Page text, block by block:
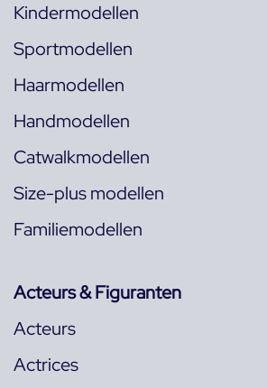
Kindermodellen
Sportmodellen
Haarmodellen
Handmodellen
Catwalkmodellen
Size-plus modellen
Familiemodellen
Acteurs & Figuranten
Acteurs
Actrices